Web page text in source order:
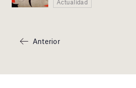
Actualidad
Anterior